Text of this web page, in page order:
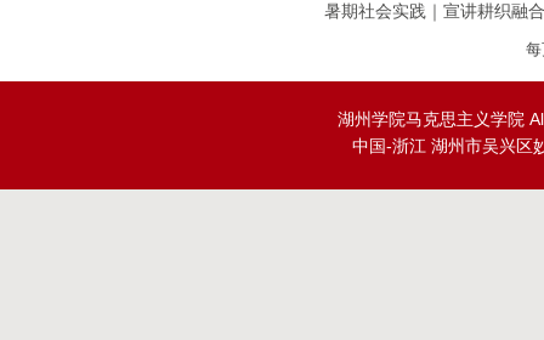
暑期社会实践｜宣讲耕织融
湖州学院马克思主义学院
中国-浙江 湖州市吴兴区